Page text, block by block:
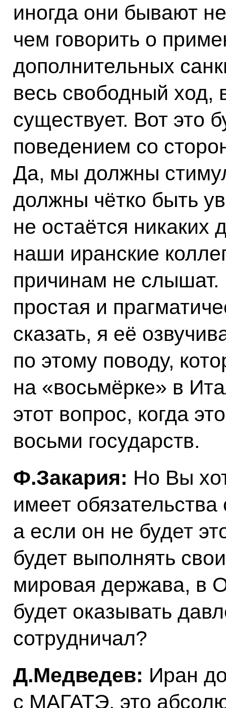
иногда они бывают
чем говорить о
дополнительных
весь свободный ход,
существует. Вот это
поведением со
Да, мы должны
должны чётко быть
не остаётся никаких
наши иранские
причинам не слышат.
простая и
сказать, я её
по этому поводу,
на «восьмёрке» в
этот вопрос, когда
восьми государств.
Ф.Закария: Но Вы
имеет
а если он не будет
будет выполнять
мировая держава, в
будет оказывать
сотрудничал?
Д.Медведев: Иран
с МАГАТЭ, это